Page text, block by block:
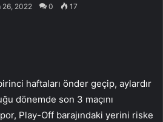
26, 2022 0 17
haftaları önder geçip, aylardır
dönemde son 3 maçını
Play-Off barajındaki yerini riske